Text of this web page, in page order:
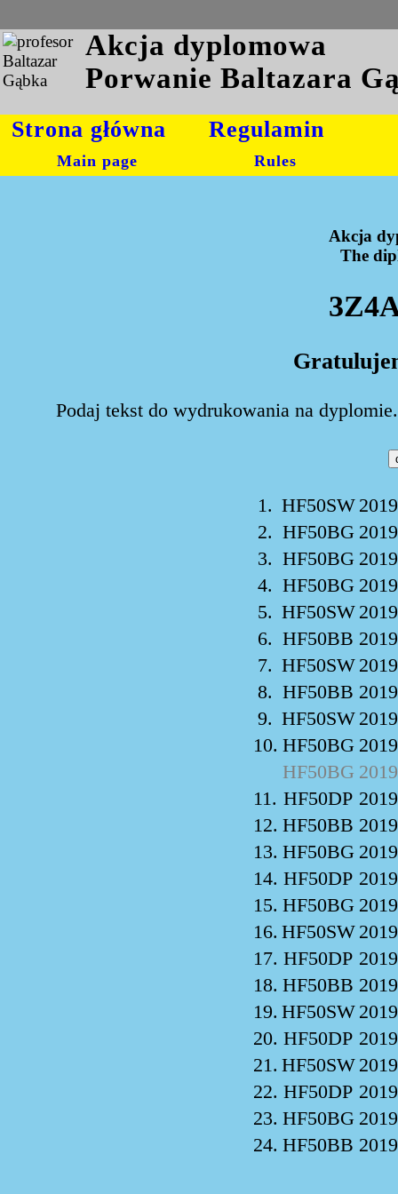
Akcja dyplomowa
Porwanie Baltazara
Strona główna
Main page
Regulamin
Rules
Akcja
The
Podaj tekst do wydrukowania na
1. HF50SW
2. HF50BG
3. HF50BG
4. HF50BG
5. HF50SW
6. HF50BB
7. HF50SW
8. HF50BB
9. HF50SW
10. HF50BG
HF50BG
11. HF50DP
12. HF50BB
13. HF50BG
14. HF50DP
15. HF50BG
16. HF50SW
17. HF50DP
18. HF50BB
19. HF50SW
20. HF50DP
21. HF50SW
22. HF50DP
23. HF50BG
24. HF50BB